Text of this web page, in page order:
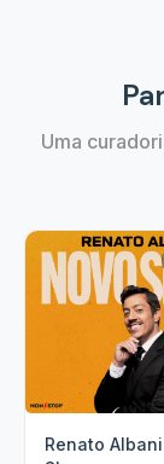
Uma
Renato